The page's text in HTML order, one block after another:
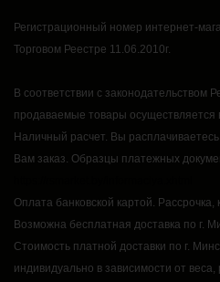
Регистрационный номер интернет-
Торговом Реестре 11.06.2010г.
В соответствии с законодательством
продаваемые товары осуществляется
Наличный расчет. Вы расплачиваетесь
Вам заказ. Образцы платежных
Оплата банковской картой. Рассрочка,
Возможна бесплатная доставка по г.
Стоимость платной доставки по г.
индивидуально в зависимости от